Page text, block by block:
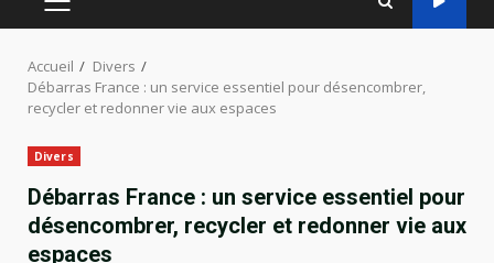
MENU
Accueil
Divers
Débarras France : un service essentiel pour désencombrer,
recycler et redonner vie aux espaces
Divers
Débarras France : un service essentiel pour
désencombrer, recycler et redonner vie aux
espaces